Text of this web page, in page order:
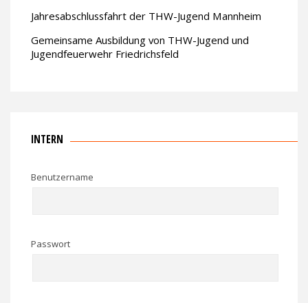
Jahresabschlussfahrt der THW-Jugend Mannheim
Gemeinsame Ausbildung von THW-Jugend und
Jugendfeuerwehr Friedrichsfeld
INTERN
Benutzername
Passwort